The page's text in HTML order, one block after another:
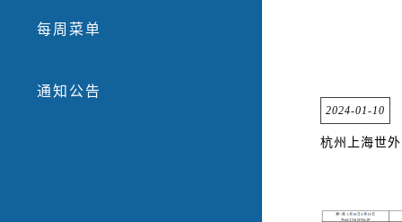
每周菜单
通知公告
2024-01-10
杭州上海世